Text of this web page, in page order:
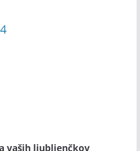
vaših ljubljenčkov